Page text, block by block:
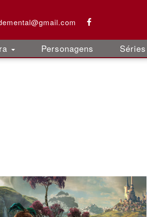
Personagens Séries